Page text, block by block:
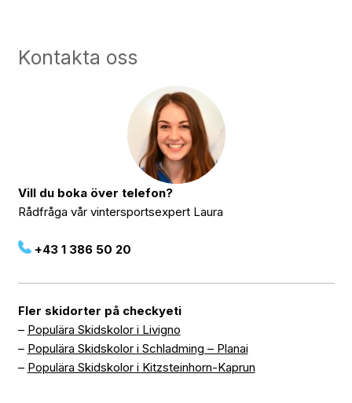
Kontakta oss
Vill du boka över telefon?
Rådfråga vår vintersportsexpert Laura
+43 1 386 50 20
Fler skidorter på checkyeti
– Populära Skidskolor i Livigno
– Populära Skidskolor i Schladming – Planai
– Populära Skidskolor i Kitzsteinhorn-Kaprun